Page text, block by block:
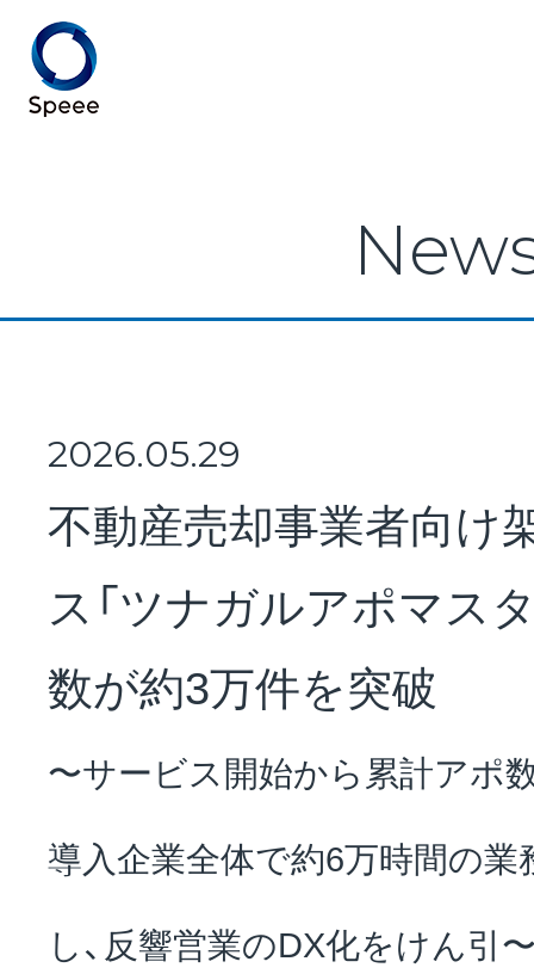
Speeeとは
NEWS
会社概要
採用情報
2026.05.29
不動産売却事業者向け
ス「ツナガルアポマス
数が約3万件を突破
〜サービス開始から累計アポ
導入企業全体で約6万時間の
し、反響営業のDX化をけん引